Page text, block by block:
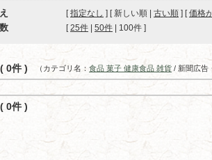
[指定なし ] [ 新しい順 | 古い順 ] [価格
[ 25件 50件 100件 ]
0件 ) （カテゴリ名： 食品 菓子 健康食品 雑貨 / 新聞広告
0件 )